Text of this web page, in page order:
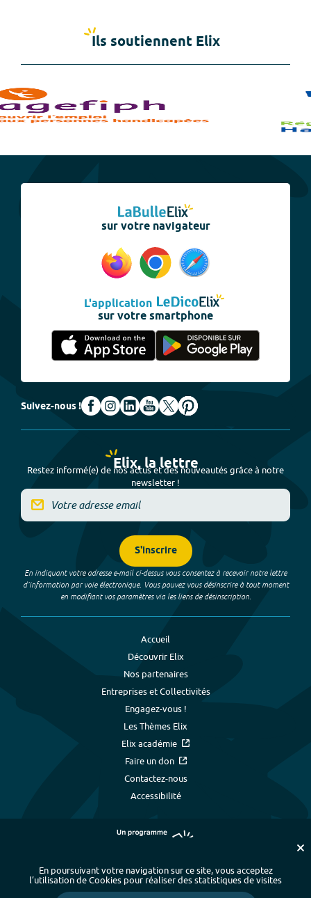
Ils soutiennent Elix
sur votre navigateur
L'application
sur votre smartphone
Suivez-nous !
Elix, la lettre
Restez informé(e) de nos actus et des nouveautés grâce à notre
newsletter !
S'inscrire
En indiquant votre adresse e-mail ci-dessus vous consentez à recevoir notre lettre
d’information par voie électronique. Vous pouvez vous désinscrire à tout moment
en modifiant vos paramètres via les liens de désinscription.
Accueil
Découvrir Elix
Nos partenaires
Entreprises et Collectivités
Engagez-vous !
Les Thèmes Elix
Elix académie
Faire un don
Contactez-nous
Accessibilité
Plan du site - Index alphabétique -
En poursuivant votre navigation sur ce site, vous acceptez
l’utilisation de Cookies pour réaliser des statistiques de visites